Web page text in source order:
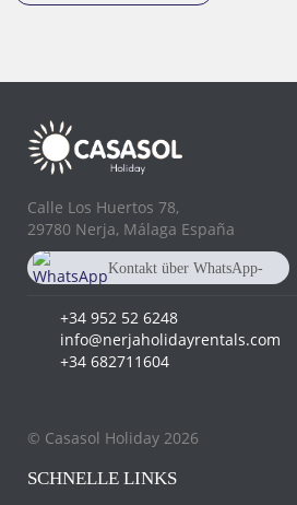
Calle Los Huertos 78,
29780 Nerja, Málaga España
Kontakt über WhatsApp-
Chat
+34 952 52 6248
info@nerjaholidayrentals.com
+34 682711604
© Casasol Holiday 2026
SCHNELLE LINKS